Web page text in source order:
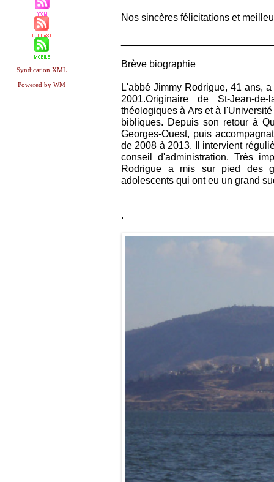
Syndication XML
Powered by WM
Nos sincères félicitations et
Brève biographie
L'abbé Jimmy Rodrigue, 41 ans,
2001.Originaire de St-Jean-
théologiques à Ars et à
bibliques. Depuis son retour à
Georges-Ouest, puis
de 2008 à 2013. Il intervient
conseil d'administration. Très
Rodrigue a mis sur pied des
adolescents qui ont eu un grand
.